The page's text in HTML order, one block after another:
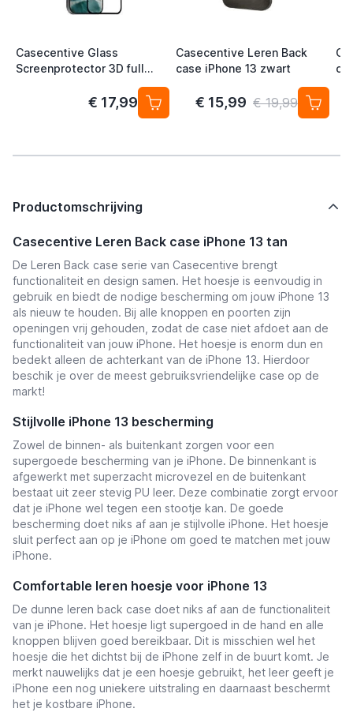
Casecentive Glass
Screenprotector 3D full
cover iPhone 13 / iPhone 13
€ 17,99
Casecentive Leren Back
case iPhone 13 zwart
€ 15,99 € 19,99
Productomschrijving
Casecentive Leren Back case iPhone 13 tan
De Leren Back case serie van Casecentive brengt
functionaliteit en design samen. Het hoesje is eenvoudig in
gebruik en biedt de nodige bescherming om jouw iPhone 13
als nieuw te houden. Bij alle knoppen en poorten zijn
openingen vrij gehouden, zodat de case niet afdoet aan de
functionaliteit van jouw iPhone. Het hoesje is enorm dun en
bedekt alleen de achterkant van de iPhone 13. Hierdoor
beschik je over de meest gebruiksvriendelijke case op de
markt!
Stijlvolle iPhone 13 bescherming
Zowel de binnen- als buitenkant zorgen voor een
supergoede bescherming van je iPhone. De binnenkant is
afgewerkt met superzacht microvezel en de buitenkant
bestaat uit zeer stevig PU leer. Deze combinatie zorgt ervoor
dat je iPhone wel tegen een stootje kan. De goede
bescherming doet niks af aan je stijlvolle iPhone. Het hoesje
sluit perfect aan op je iPhone om goed te matchen met jouw
iPhone.
Comfortable leren hoesje voor iPhone 13
De dunne leren back case doet niks af aan de functionaliteit
van je iPhone. Het hoesje ligt supergoed in de hand en alle
knoppen blijven goed bereikbaar. Dit is misschien wel het
hoesje die het dichtst bij de iPhone zelf in de buurt komt. Je
merkt nauwelijks dat je een hoesje gebruikt, het leer geeft je
iPhone een nog uniekere uitstraling en daarnaast beschermt
het je kostbare iPhone.